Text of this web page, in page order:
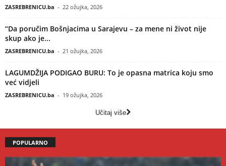
ZASREBRENICU.ba - 22 ožujka, 2026
“Da poručim Bošnjacima u Sarajevu – za mene ni život nije
skup ako je...
ZASREBRENICU.ba - 21 ožujka, 2026
LAGUMDŽIJA PODIGAO BURU: To je opasna matrica koju smo
već vidjeli
ZASREBRENICU.ba - 19 ožujka, 2026
Učitaj više
POPULARNO